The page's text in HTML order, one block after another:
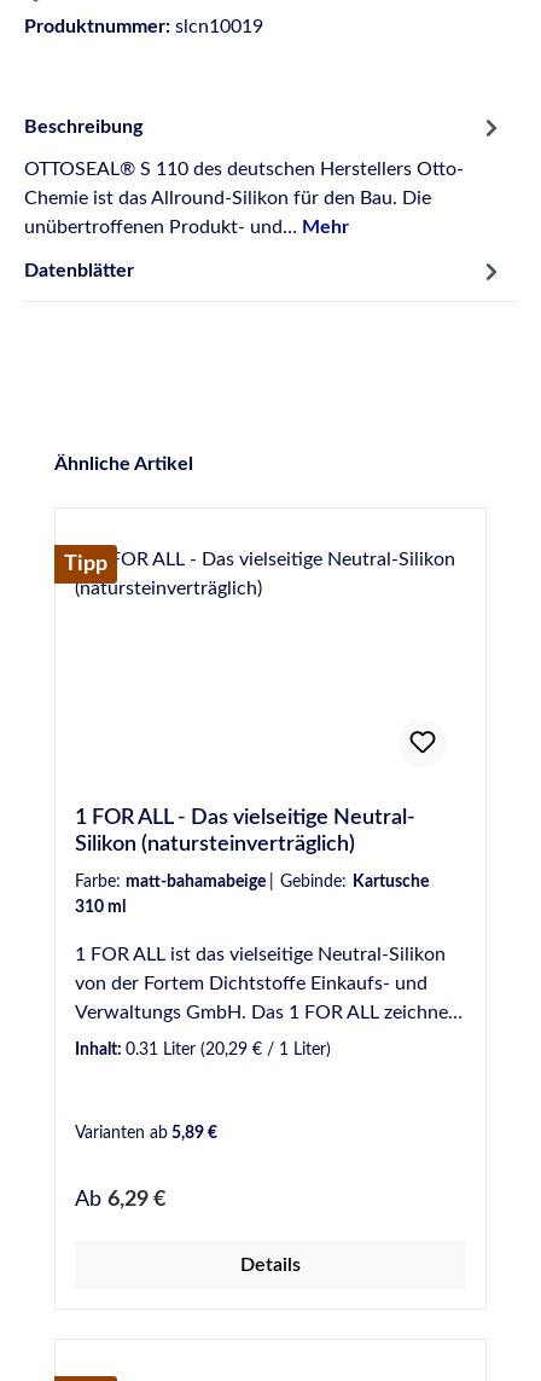
Produktnummer: slcn10019
Beschreibung
OTTOSEAL® S 110 des deutschen Herstellers Otto-
Chemie ist das Allround-Silikon für den Bau. Die
unübertroffenen Produkt- und… Mehr
Datenblätter
Produktgalerie überspringen
Ähnliche Artikel
Tipp
1 FOR ALL - Das vielseitige Neutral-
Silikon (natursteinverträglich)
Farbe: matt-bahamabeige Gebinde:
Kartusche
310 ml
1 FOR ALL ist das vielseitige Neutral-Silikon
von der Fortem Dichtstoffe Einkaufs- und
Verwaltungs GmbH. Das 1 FOR ALL zeichnet
sich aus, durch seine gute Verarbeitbarkeit
/ Karton Eigenschaften: Neutral vernetzender
Verursacht keine Verfettung an Natursteinen
Nicht korrosiv gegenüber ungeschützten
Widerstand gegen Schimmelbefall Sehr gute
Inhalt: 0.31 Liter (20,29 € / 1 Liter)
Varianten ab 5,89 €
Regulärer Preis:
Ab 6,29 €
Details